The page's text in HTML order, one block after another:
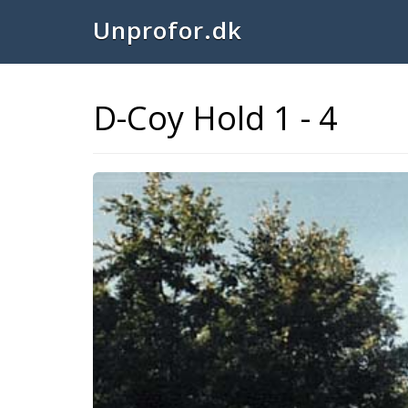
Unprofor.dk
D-Coy Hold 1 - 4
Previous